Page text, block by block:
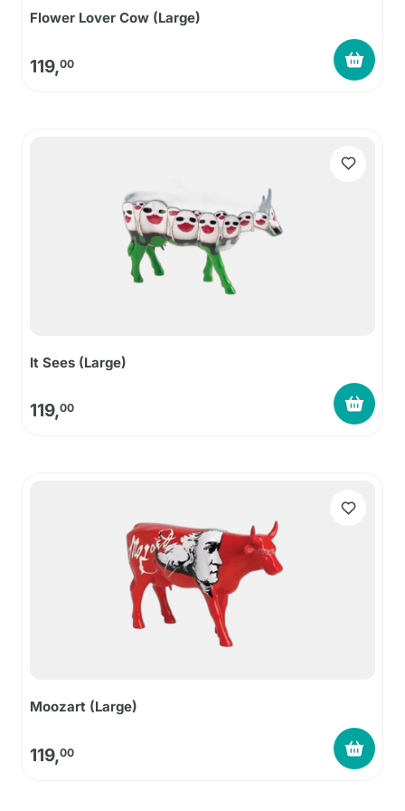
Flower Lover Cow (Large)
119,00
It Sees (Large)
119,00
Moozart (Large)
119,00